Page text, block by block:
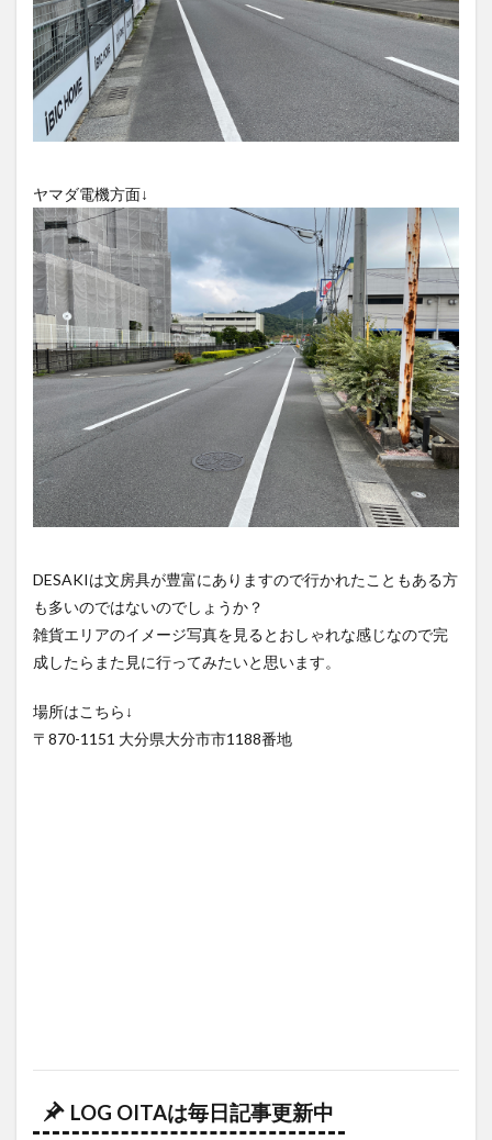
ヤマダ電機方面↓
DESAKIは文房具が豊富にありますので行かれたこともある方
も多いのではないのでしょうか？
雑貨エリアのイメージ写真を見るとおしゃれな感じなので完
成したらまた見に行ってみたいと思います。
場所はこちら↓
〒870-1151 大分県大分市市1188番地
LOG OITAは毎日記事更新中